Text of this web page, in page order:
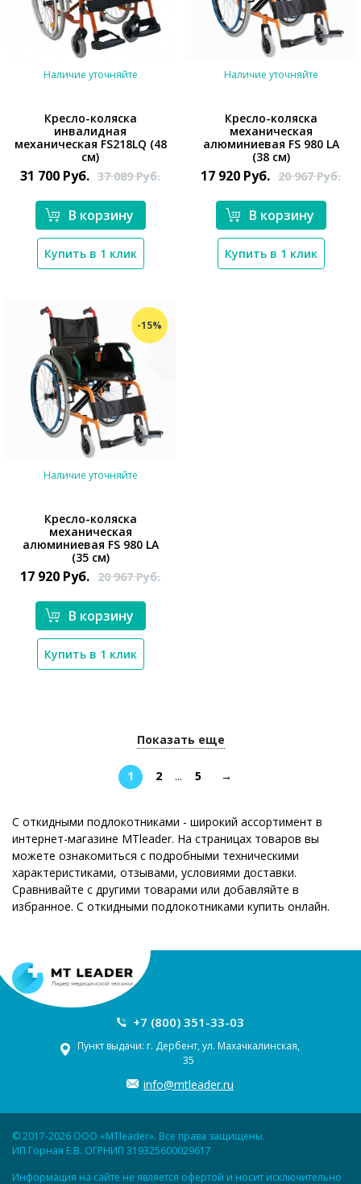
*}
Наличие уточняйте
Кресло-коляска
инвалидная
механическая FS218LQ (48
см)
31 700 Руб. 37 089Руб.
В корзину
Купить в 1 клик
*}
Наличие уточняйте
Кресло-коляска
механическая
алюминиевая FS 980 LA
(38 см)
17 920 Руб. 20 967Руб.
В корзину
Купить в 1 клик
-15%
*}
Наличие уточняйте
Кресло-коляска
механическая
алюминиевая FS 980 LA
(35 см)
17 920 Руб. 20 967Руб.
В корзину
Купить в 1 клик
Показать еще
1 2 ... 5 →
С откидными подлокотниками - широкий ассортимент в
интернет-магазине MTleader. На страницах товаров вы
можете ознакомиться с подробными техническими
характеристиками, отзывами, условиями доставки.
Сравнивайте с другими товарами или добавляйте в
избранное. С откидными подлокотниками купить онлайн.
+7 (800) 351-33-03
Пункт выдачи: г. Дербент, ул. Махачкалинская,
35
info@mtleader.ru
© 2017-2026 ООО «MTleader». Все права защищены.
ИП Горная Е.В. ОГРНИП 319325600029617
Информация на сайте не является офертой и носит исключительно